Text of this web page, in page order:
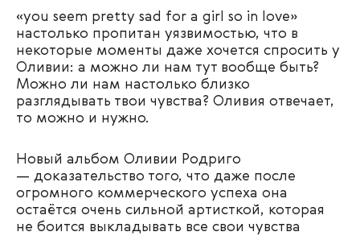
«you seem pretty sad for a girl so in love»
настолько пропитан уязвимостью, что в
некоторые моменты даже хочется спросить у
Оливии: а можно ли нам тут вообще быть?
Можно ли нам настолько близко
разглядывать твои чувства? Оливия отвечает,
то можно и нужно.
Новый альбом Оливии Родриго
— доказательство того, что даже после
огромного коммерческого успеха она
остаётся очень сильной артисткой, которая
не боится выкладывать все свои чувства